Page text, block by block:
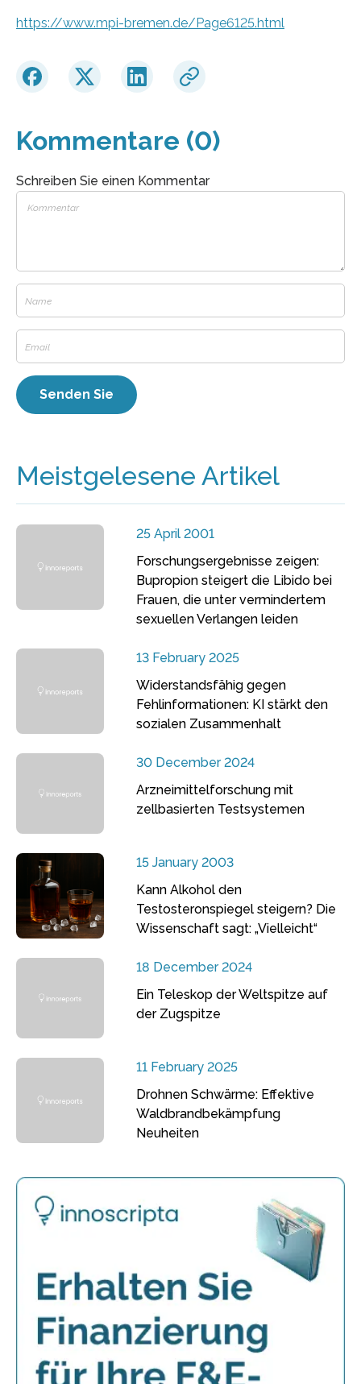
https://www.mpi-bremen.de/Page6125.html
Kommentare (0)
Schreiben Sie einen Kommentar
Meistgelesene Artikel
25 April 2001
Forschungsergebnisse zeigen:
Bupropion steigert die Libido bei
Frauen, die unter vermindertem
sexuellen Verlangen leiden
13 February 2025
Widerstandsfähig gegen
Fehlinformationen: KI stärkt den
sozialen Zusammenhalt
30 December 2024
Arzneimittelforschung mit
zellbasierten Testsystemen
15 January 2003
Kann Alkohol den
Testosteronspiegel steigern? Die
Wissenschaft sagt: „Vielleicht“
18 December 2024
Ein Teleskop der Weltspitze auf
der Zugspitze
11 February 2025
Drohnen Schwärme: Effektive
Waldbrandbekämpfung
Neuheiten